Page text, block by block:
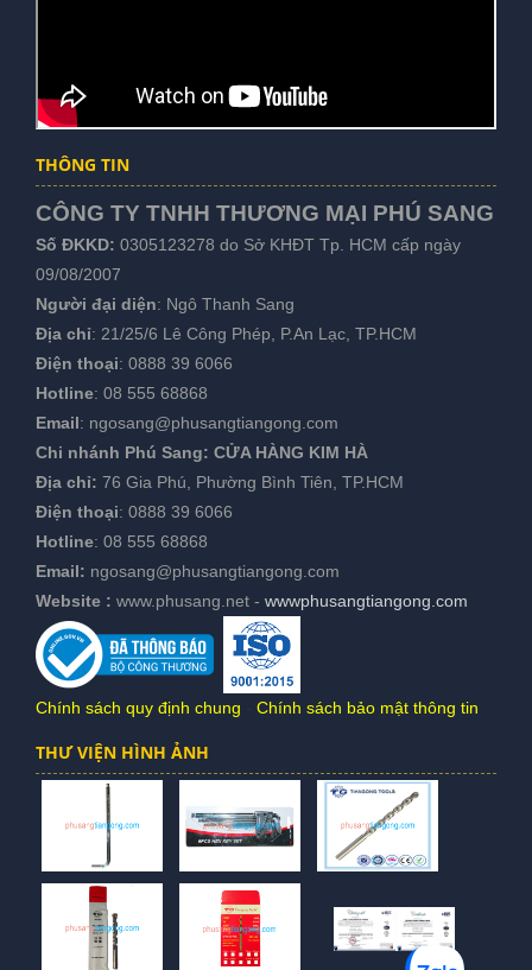
THÔNG TIN
CÔNG TY TNHH THƯƠNG MẠI PHÚ SANG
Số ĐKKD: 0305123278 do Sở KHĐT Tp. HCM cấp ngày
09/08/2007
Người đại diện: Ngô Thanh Sang
Địa chỉ: 21/25/6 Lê Công Phép, P.An Lạc, TP.HCM
Điện thoại: 0888 39 6066
Hotline: 08 555 68868
Email: ngosang@phusangtiangong.com
Chi nhánh Phú Sang: CỬA HÀNG KIM HÀ
Địa chỉ: 76 Gia Phú, Phường Bình Tiên, TP.HCM
Điện thoại: 0888 39 6066
Hotline: 08 555 68868
Email: ngosang@phusangtiangong.com
Website : www.phusang.net - wwwphusangtiangong.com
Chính sách quy định chung Chính sách bảo mật thông tin
THƯ VIỆN HÌNH ẢNH